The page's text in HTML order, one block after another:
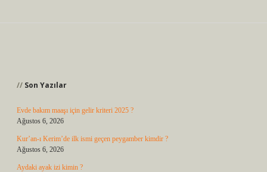
Son Yazılar
Evde bakım maaşı için gelir kriteri 2025 ?
Ağustos 6, 2026
Kur’an-ı Kerim’de ilk ismi geçen peygamber kimdir ?
Ağustos 6, 2026
Aydaki ayak izi kimin ?